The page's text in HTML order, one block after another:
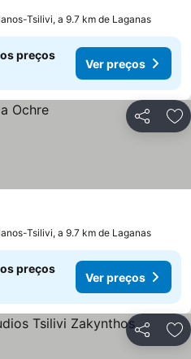
Tsilivi, a 9.7 km de Laganas
preços
Ver preços
Partilhar
Tsilivi, a 9.7 km de Laganas
preços
Ver preços
Partilhar